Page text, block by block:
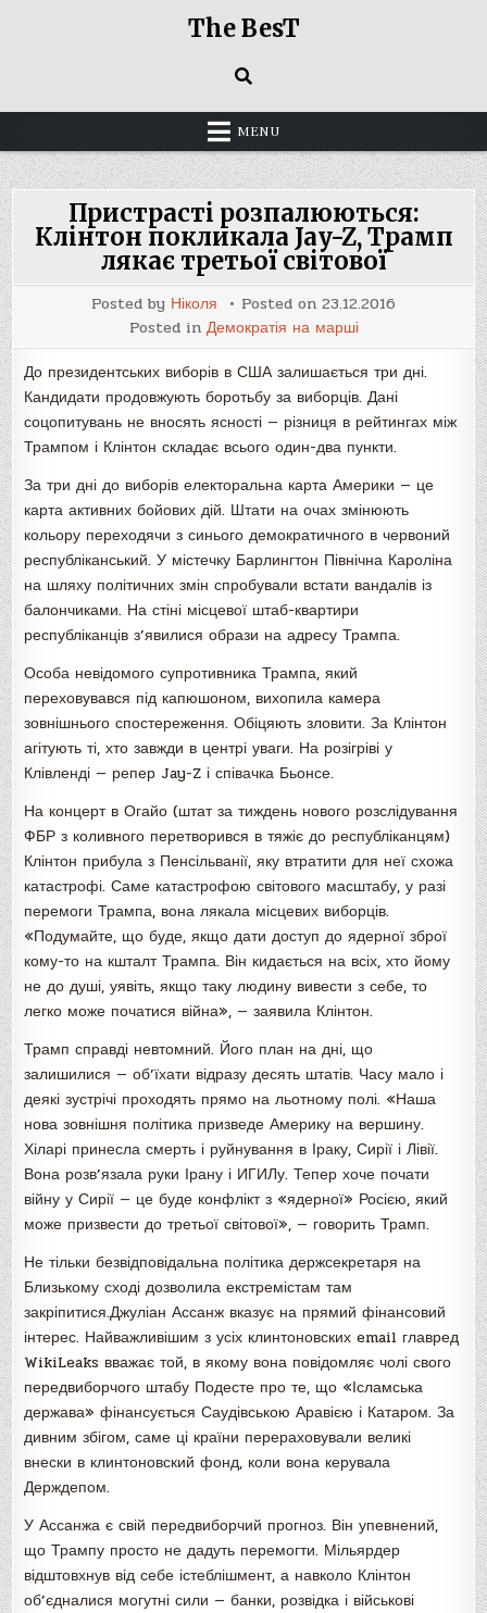
The BesT
MENU
Пристрасті розпалюються:
Клінтон покликала Jay-Z, Трамп
лякає третьої світової
Posted by Ніколя Posted on 23.12.2016
Posted in Демократія на марші
До президентських виборів в США залишається три дні.
Кандидати продовжують боротьбу за виборців. Дані
соцопитувань не вносять ясності — різниця в рейтингах між
Трампом і Клінтон складає всього один-два пункти.
За три дні до виборів електоральна карта Америки — це
карта активних бойових дій. Штати на очах змінюють
кольору переходячи з синього демократичного в червоний
республіканський. У містечку Барлингтон Північна Кароліна
на шляху політичних змін спробували встати вандалів із
балончиками. На стіні місцевої штаб-квартири
республіканців з’явилися образи на адресу Трампа.
Особа невідомого супротивника Трампа, який
переховувався під капюшоном, вихопила камера
зовнішнього спостереження. Обіцяють зловити. За Клінтон
агітують ті, хто завжди в центрі уваги. На розігріві у
Клівленді — репер Jay-Z і співачка Бьонсе.
На концерт в Огайо (штат за тиждень нового розслідування
ФБР з коливного перетворився в тяжіє до республіканцям)
Клінтон прибула з Пенсільванії, яку втратити для неї схожа
катастрофі. Саме катастрофою світового масштабу, у разі
перемоги Трампа, вона лякала місцевих виборців.
«Подумайте, що буде, якщо дати доступ до ядерної зброї
кому-то на кшталт Трампа. Він кидається на всіх, хто йому
не до душі, уявіть, якщо таку людину вивести з себе, то
легко може початися війна», — заявила Клінтон.
Трамп справді невтомний. Його план на дні, що
залишилися — об’їхати відразу десять штатів. Часу мало і
деякі зустрічі проходять прямо на льотному полі. «Наша
нова зовнішня політика призведе Америку на вершину.
Хіларі принесла смерть і руйнування в Іраку, Сирії і Лівії.
Вона розв’язала руки Ірану і ИГИЛу. Тепер хоче почати
війну у Сирії — це буде конфлікт з «ядерної» Росією, який
може призвести до третьої світової», — говорить Трамп.
Не тільки безвідповідальна політика держсекретаря на
Близькому сході дозволила екстремістам там
закріпитися.Джуліан Ассанж вказує на прямий фінансовий
інтерес. Найважливішим з усіх клинтоновских email главред
WikiLeaks вважає той, в якому вона повідомляє чолі свого
передвиборчого штабу Подесте про те, що «Ісламська
держава» фінансується Саудівською Аравією і Катаром. За
дивним збігом, саме ці країни перераховували великі
внески в клинтоновский фонд, коли вона керувала
Держдепом.
У Ассанжа є свій передвиборчий прогноз. Він упевнений,
що Трампу просто не дадуть перемогти. Мільярдер
відштовхнув від себе істеблішмент, а навколо Клінтон
об’єдналися могутні сили — банки, розвідка і військові